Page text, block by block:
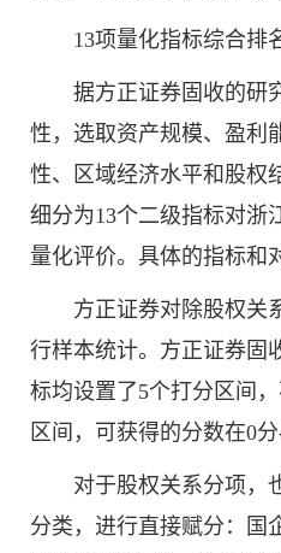
13项量化指标综合排
据方正证券固收的研
性，选取资产规模、盈利
性、区域经济水平和股权
细分为13个二级指标对浙
量化评价。具体的指标和
方正证券对除股权关
行样本统计。方正证券固
标均设置了5个打分区间
区间，可获得的分数在0
对于股权关系分项，
分类，进行直接赋分：国